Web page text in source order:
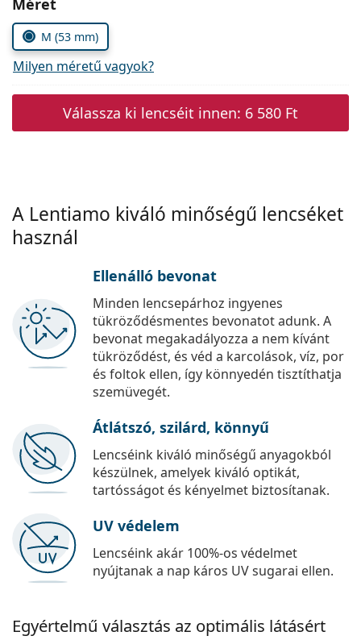
Precision
TotalM (53 mm)
Milyen méretű vagyok?
Válassza ki lencséit innen: 6 580 Ft
A Lentiamo kiváló minőségű lencséket
használ
Ellenálló bevonat
Minden lencsepárhoz ingyenes
tükröződésmentes bevonatot adunk. A
bevonat megakadályozza a nem kívánt
tükröződést, és véd a karcolások, víz, por
és foltok ellen, így könnyedén tisztíthatja
szemüvegét.
Átlátszó, szilárd, könnyű
Lencséink kiváló minőségű anyagokból
készülnek, amelyek kiváló optikát,
tartósságot és kényelmet biztosítanak.
UV védelem
Lencséink akár 100%-os védelmet
nyújtanak a nap káros UV sugarai ellen.
Egyértelmű választás az optimális látásért